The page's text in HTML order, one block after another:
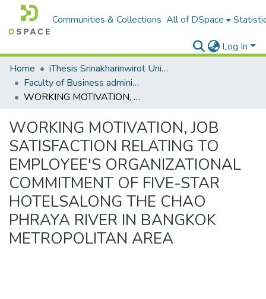
Communities & Collections All of DSpace
Log In
Home
iThesis Srinakharinwirot University / มหาวิทยาลัยศรีนครินทรวิโรฒ
Faculty of Business administration for society
WORKING MOTIVATION, JOB SATISFACTION RELATING TO EMPLOYEE'S ORGANIZATIONAL COMMITMENT OF FIVE-STAR HOTELSALONG THE CHAO PHRAYA RIVER IN BANGKOK METROPOLITAN AREA
WORKING MOTIVATION, JOB
SATISFACTION RELATING TO
EMPLOYEE'S ORGANIZATIONAL
COMMITMENT OF FIVE-STAR
HOTELSALONG THE CHAO
PHRAYA RIVER IN BANGKOK
METROPOLITAN AREA